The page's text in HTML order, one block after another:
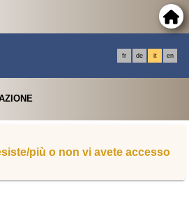
fr de it en
più o non vi avete accesso